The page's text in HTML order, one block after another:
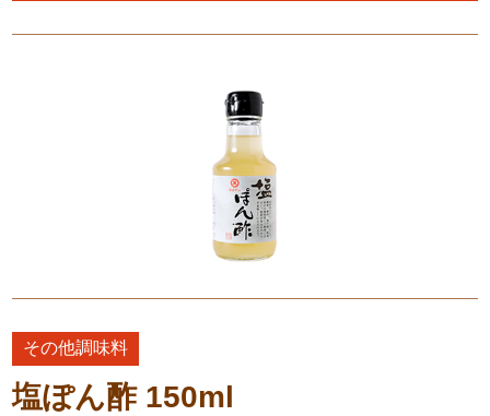
その他調味料
塩ぽん酢 150ml